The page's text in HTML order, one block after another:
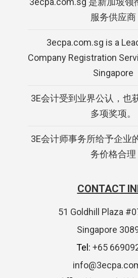
服务供应商
3ecpa.com.sg is a
Company Registration
Singapore
3E会计受到业界公认，也
多项奖项。
3E会计师事务所给予企业
务价格合理
CONTACT
51 Goldhill Plaza
Singapore
Tel: +65